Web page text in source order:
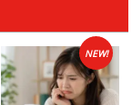
NEW!